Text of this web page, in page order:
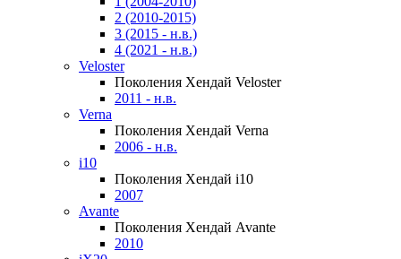
2 (2010-2015)
3 (2015 - н.в.)
4 (2021 - н.в.)
Veloster
Поколения Хендай Veloster
2011 - н.в.
Verna
Поколения Хендай Verna
2006 - н.в.
i10
Поколения Хендай i10
2007
Avante
Поколения Хендай Avante
2010